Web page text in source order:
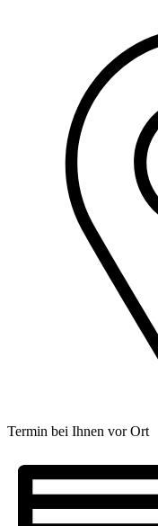
Termin bei Ihnen vor Ort